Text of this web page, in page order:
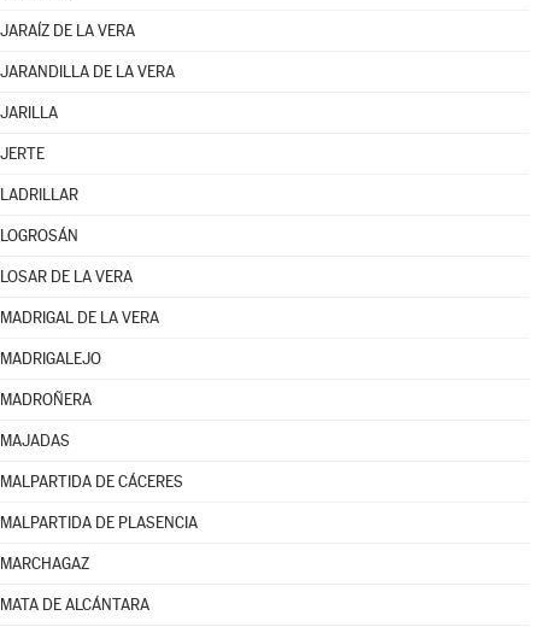
JARAÍZ DE LA VERA
JARANDILLA DE LA VERA
JARILLA
JERTE
LADRILLAR
LOGROSÁN
LOSAR DE LA VERA
MADRIGAL DE LA VERA
MADRIGALEJO
MADROÑERA
MAJADAS
MALPARTIDA DE CÁCERES
MALPARTIDA DE PLASENCIA
MARCHAGAZ
MATA DE ALCÁNTARA